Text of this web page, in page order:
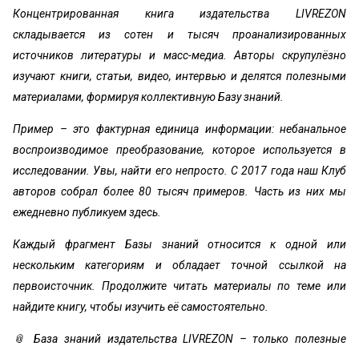
Концентрированная книга издательства LIVREZON
складывается из сотен и тысяч проанализированных
источников литературы и масс-медиа. Авторы скрупулёзно
изучают книги, статьи, видео, интервью и делятся полезными
материалами, формируя коллективную Базу знаний.
Пример – это фактурная единица информации: небанальное
воспроизводимое преобразование, которое используется в
исследовании. Увы, найти его непросто. С 2017 года наш Клуб
авторов собрал более 80 тысяч примеров. Часть из них мы
ежедневно публикуем здесь.
Каждый фрагмент Базы знаний относится к одной или
нескольким категориям и обладает точной ссылкой на
первоисточник. Продолжите читать материалы по теме или
найдите книгу, чтобы изучить её самостоятельно.
📎 База знаний издательства LIVREZON – только полезные